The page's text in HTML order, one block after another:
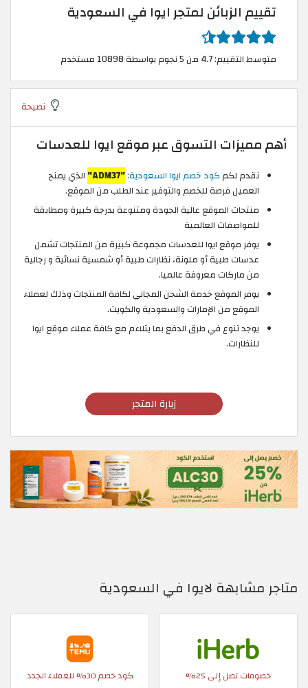
تقييم الزبائن لمتجر ايوا في السعودية
متوسط التقييم: 4.7 من 5 نجوم بواسطة 10898 مستخدم
نصيحة
أهم مميزات التسوق عبر موقع ايوا للعدسات
نقدم لكم كود خصم ايوا السعودية:
"ADM37"
الذي يمنح
العميل فرصة للخصم والتوفير عند الطلب من الموقع.
منتجات الموقع عالية الجودة ومتنوعة بدرجة كبيرة ومطابقة
للمواصفات العالمية
يوفر موقع ايوا للعدسات مجموعة كبيرة من المنتجات تشمل
عدسات طبية أو ملونة، نظارات طبية أو شمسية نسائية و رجالية
من ماركات معروفة عالميا.
يوفر الموقع خدمة الشحن المجاني لكافة المنتجات وذلك لعملاء
الموقع من الإمارات والسعودية والكويت.
يوجد تنوع في طرق الدفع بما يتلاءم مع كافة عملاء موقع ايوا
للنظارات.
زيارة المتجر
متاجر مشابهة لايوا في السعودية
خصومات تصل إلى 25% كود خصم 30% للعملاء الجدد